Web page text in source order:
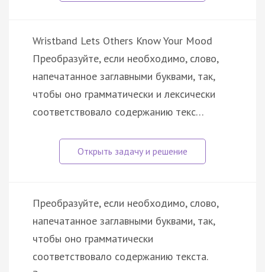
Wristband Lets Others Know Your Mood
Преобразуйте, если необходимо, слово,
напечатанное заглавными буквами, так,
чтобы оно грамматически и лексически
соответствовало содержанию текс…
Преобразуйте, если необходимо, слово,
напечатанное заглавными буквами, так,
чтобы оно грамматически
соответствовало содержанию текста.